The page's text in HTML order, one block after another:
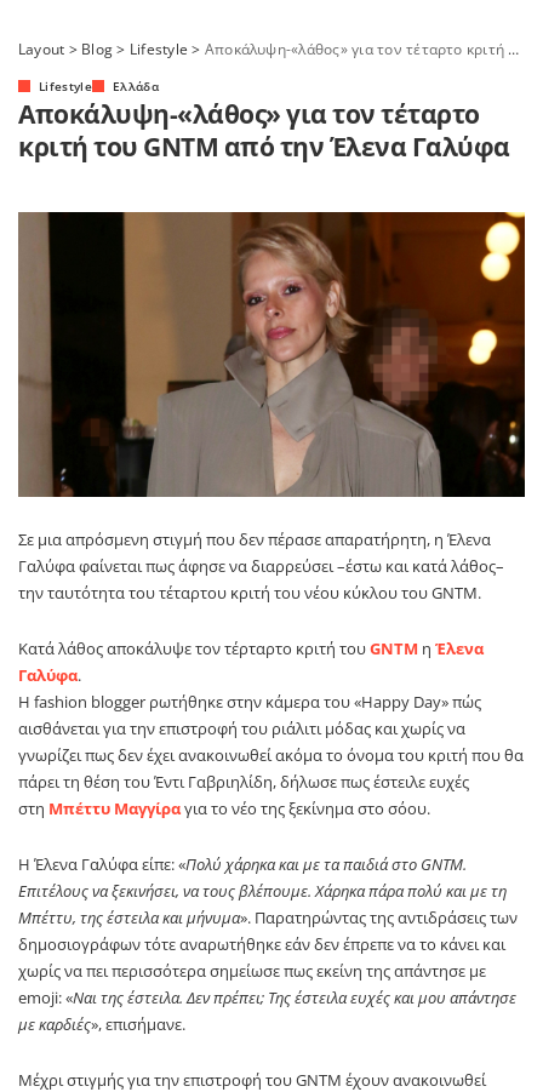
Layout > Blog> Lifestyle > Αποκάλυψη-«λάθος» για τον τέταρτο κριτή του GNTM από την Έλενα Γαλύφα
Lifestyle Ελλάδα
Αποκάλυψη-«λάθος» για τον τέταρτο
κριτή του GNTM από την Έλενα Γαλύφα
Σε μια απρόσμενη στιγμή που δεν πέρασε απαρατήρητη, η Έλενα
Γαλύφαφαίνεται πως άφησε να διαρρεύσει –έστω και κατά λάθος–
την ταυτότητα του τέταρτου κριτή του νέου κύκλου τουGNTM.
Κατά λάθος αποκάλυψε τον τέρταρτο κριτή τουGNTM η Έλενα
Γαλύφα.
Η fashion blogger ρωτήθηκε στην κάμερα του «Happy Day» πώς
αισθάνεται για την επιστροφή του ριάλιτι μόδας και χωρίς να
γνωρίζει πως δεν έχει ανακοινωθεί ακόμα το όνομα του κριτή που θα
πάρει τη θέση του Έντι Γαβριηλίδη, δήλωσε πως έστειλε ευχές
στη Μπέττυ Μαγγίραγια το νέο της ξεκίνημα στο σόου.
Η Έλενα Γαλύφα είπε: «Πολύ χάρηκα και με τα παιδιά στο GNTM.
Επιτέλους να ξεκινήσει, να τους βλέπουμε. Χάρηκα πάρα πολύ και με τη
Μπέττυ, της έστειλα και μήνυμα». Παρατηρώντας της αντιδράσεις των
δημοσιογράφων τότε αναρωτήθηκε εάν δεν έπρεπε να το κάνει και
χωρίς να πει περισσότερα σημείωσε πως εκείνη της απάντησε με
emoji: «Ναι της έστειλα. Δεν πρέπει; Της έστειλα ευχές και μου απάντησε
με καρδιές», επισήμανε.
Μέχρι στιγμής για την επιστροφή του GNTM έχουν ανακοινωθεί